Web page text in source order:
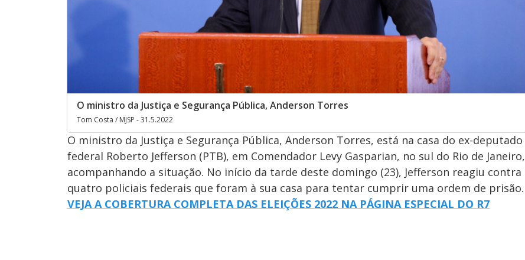
O ministro da Justiça e Segurança Pública, Anderson Torres
Tom Costa / MJSP - 31.5.2022
O ministro da Justiça e Segurança Pública, Anderson Torres, está na casa do ex-deputado
federal Roberto Jefferson (PTB), em Comendador Levy Gasparian, no sul do Rio de Janeiro,
acompanhando a situação. No início da tarde deste domingo (23), Jefferson reagiu contra
quatro policiais federais que foram à sua casa para tentar cumprir uma ordem de prisão.
VEJA A COBERTURA COMPLETA DAS ELEIÇÕES 2022 NA PÁGINA ESPECIAL DO R7